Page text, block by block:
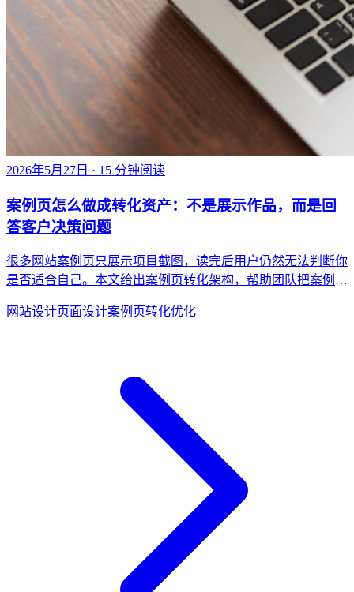
2026年5月27日 · 15 分钟阅读
案例页怎么做成转化资产：不是展示作品，而是回
答客户决策问题
很多网站案例页只展示项目截图，读完后用户仍然无法判断你
是否适合自己。本文给出案例页转化架构，帮助团队把案例从
网站设计页面设计案例页转化优化